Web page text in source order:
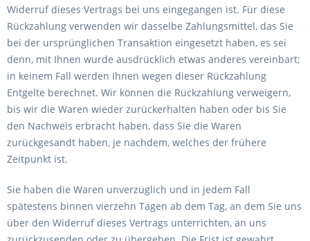
Widerruf dieses Vertrags bei uns eingegangen ist. Für diese
Rückzahlung verwenden wir dasselbe Zahlungsmittel, das Sie
bei der ursprünglichen Transaktion eingesetzt haben, es sei
denn, mit Ihnen wurde ausdrücklich etwas anderes vereinbart;
in keinem Fall werden Ihnen wegen dieser Rückzahlung
Entgelte berechnet. Wir können die Rückzahlung verweigern,
bis wir die Waren wieder zurückerhalten haben oder bis Sie
den Nachweis erbracht haben, dass Sie die Waren
zurückgesandt haben, je nachdem, welches der frühere
Zeitpunkt ist.
Sie haben die Waren unverzüglich und in jedem Fall
spätestens binnen vierzehn Tagen ab dem Tag, an dem Sie uns
über den Widerruf dieses Vertrags unterrichten, an uns